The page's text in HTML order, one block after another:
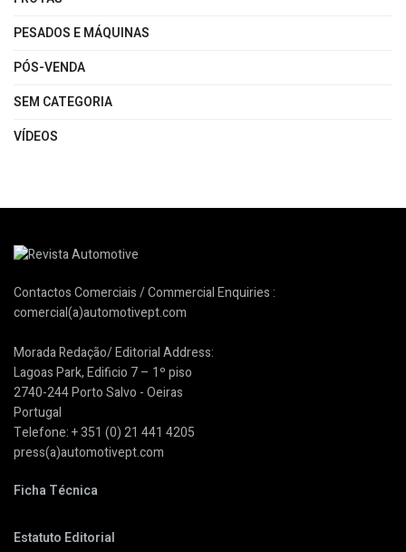
PESADOS E MÁQUINAS
PÓS-VENDA
SEM CATEGORIA
VÍDEOS
Contactos Comerciais / Commercial Enquiries :
comercial(a)automotivept.com
Morada Redação/ Editorial Address:
Lagoas Park, Edificio 7 – 1º piso
2740-244 Porto Salvo - Oeiras
Portugal
Telefone: + 351 (0) 21 441 4205
press(a)automotivept.com
Ficha Técnica
Estatuto Editorial